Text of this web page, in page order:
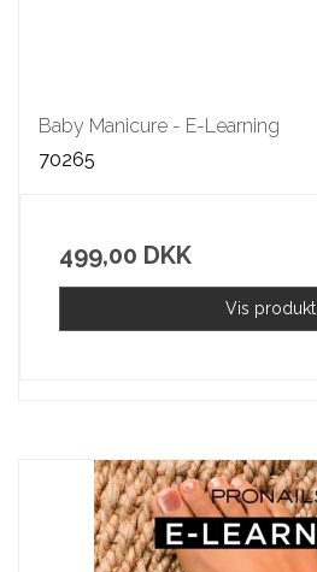
Baby Manicure - E-Learning
70265
499,00 DKK
Vis produkt